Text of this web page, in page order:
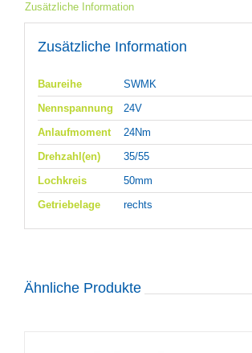
Zusätzliche Information
Zusätzliche Information
Baureihe
SWMK
Nennspannung
24V
Anlaufmoment
24Nm
Drehzahl(en)
35/55
Lochkreis
50mm
Getriebelage
rechts
Ähnliche Produkte